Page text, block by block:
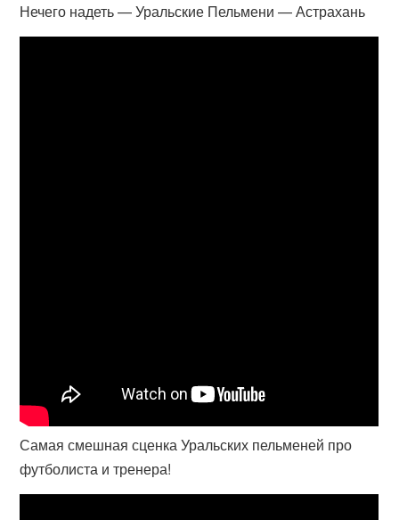
Нечего надеть — Уральские Пельмени — Астрахань
Самая смешная сценка Уральских пельменей про
футболиста и тренера!